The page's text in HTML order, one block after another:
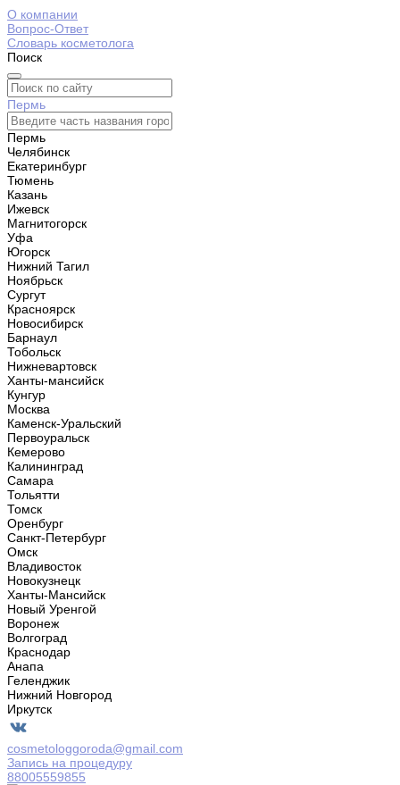
О компании
Вопрос-Ответ
Словарь косметолога
Поиск
Пермь
Пермь
Челябинск
Екатеринбург
Тюмень
Казань
Ижевск
Магнитогорск
Уфа
Югорск
Нижний Тагил
Ноябрьск
Сургут
Красноярск
Новосибирск
Барнаул
Тобольск
Нижневартовск
Ханты-мансийск
Кунгур
Москва
Каменск-Уральский
Первоуральск
Кемерово
Калининград
Самара
Тольятти
Томск
Оренбург
Санкт-Петербург
Омск
Владивосток
Новокузнецк
Ханты-Мансийск
Новый Уренгой
Воронеж
Волгоград
Краснодар
Анапа
Геленджик
Нижний Новгород
Иркутск
cosmetologgoroda@gmail.com
Запись на процедуру
88005559855